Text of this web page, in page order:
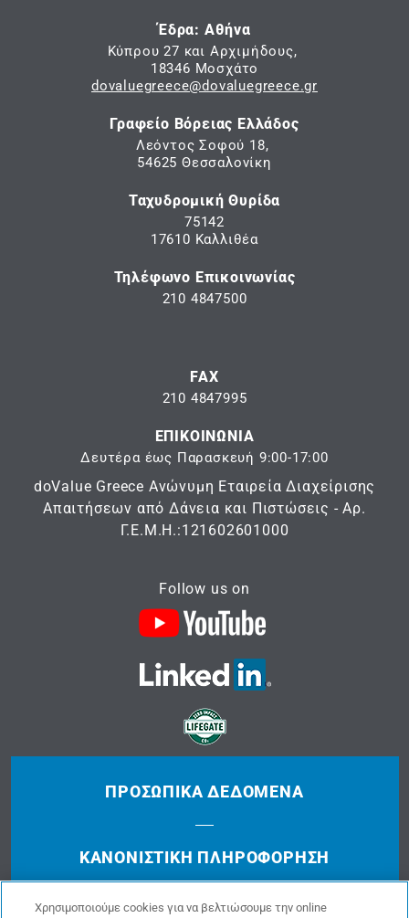
Έδρα: Αθήνα
Κύπρου 27 και Αρχιμήδους,
18346 Μοσχάτο
dovaluegreece@dovaluegreece.gr
Γραφείο Βόρειας Ελλάδος
Λεόντος Σοφού 18,
54625 Θεσσαλονίκη
Ταχυδρομική Θυρίδα
75142
17610 Καλλιθέα
Τηλέφωνο Επικοινωνίας
210 4847500
FAX
210 4847995
ΕΠΙΚΟΙΝΩΝΙΑ
Δευτέρα έως Παρασκευή 9:00-17:00
doValue Greece Ανώνυμη Εταιρεία Διαχείρισης
Απαιτήσεων από Δάνεια και Πιστώσεις - Αρ.
Γ.Ε.Μ.Η.:121602601000
Follow us on
ΠΡΟΣΩΠΙΚΆ ΔΕΔΟΜΈΝΑ
ΚΑΝΟΝΙΣΤΙΚΉ ΠΛΗΡΟΦΌΡΗΣΗ
Χρησιμοποιούμε cookies για να βελτιώσουμε την online